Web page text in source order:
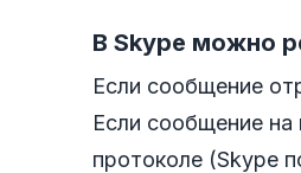
В Skype можно
Если сообщение
Если сообщение
протоколе (Skype